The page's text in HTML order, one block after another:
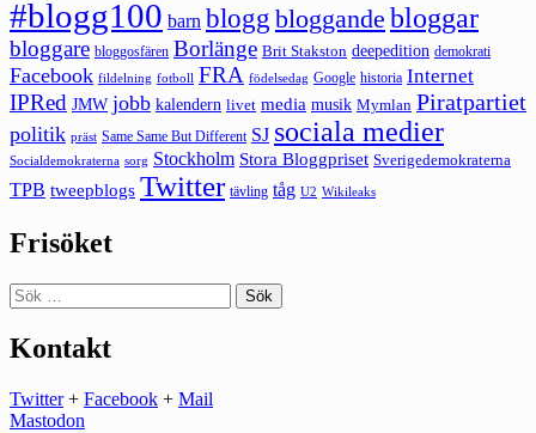
#blogg100 barn blogg bloggande bloggar
bloggare bloggosfären Borlänge Brit Stakston deepedition demokrati
Facebook fildelning fotboll FRA födelsedag Google historia Internet
IPRed JMW jobb kalendern livet media musik Mymlan Piratpartiet
politik präst Same Same But Different SJ sociala medier
Socialdemokraterna sorg Stockholm Stora Bloggpriset Sverigedemokraterna
TPB tweepblogs Twitter tävling tåg U2 Wikileaks
Frisöket
Sök
efter:
Kontakt
Twitter+ Facebook + Mail
Mastodon